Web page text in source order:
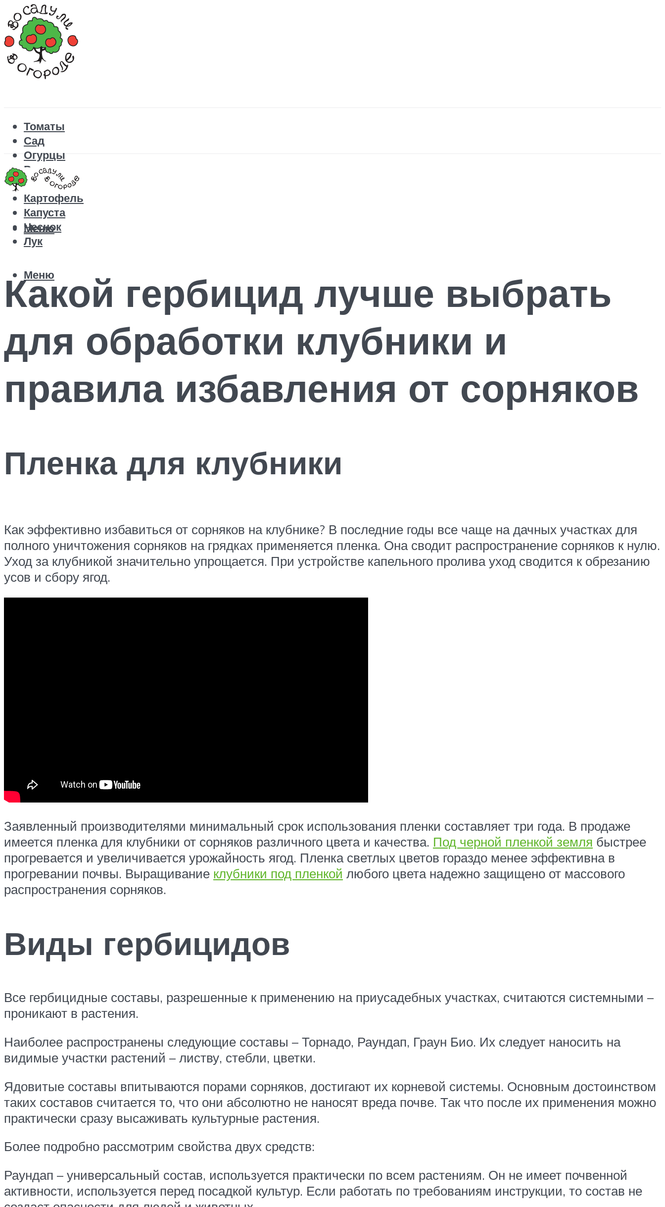
Томаты
Сад
Огурцы
Рецепты
Перец
Картофель
Капуста
Чеснок
Лук
Меню
Меню
Какой гербицид лучше выбрать
для обработки клубники и
правила избавления от сорняков
Пленка для клубники
Как эффективно избавиться от сорняков на клубнике? В последние годы все чаще на дачных участках для
полного уничтожения сорняков на грядках применяется пленка. Она сводит распространение сорняков к нулю.
Уход за клубникой значительно упрощается. При устройстве капельного пролива уход сводится к обрезанию
усов и сбору ягод.
Заявленный производителями минимальный срок использования пленки составляет три года. В продаже
имеется пленка для клубники от сорняков различного цвета и качества. Под черной пленкой земля быстрее
прогревается и увеличивается урожайность ягод. Пленка светлых цветов гораздо менее эффективна в
прогревании почвы. Выращивание клубники под пленкой любого цвета надежно защищено от массового
распространения сорняков.
Виды гербицидов
Все гербицидные составы, разрешенные к применению на приусадебных участках, считаются системными –
проникают в растения.
Наиболее распространены следующие составы – Торнадо, Раундап, Граун Био. Их следует наносить на
видимые участки растений – листву, стебли, цветки.
Ядовитые составы впитываются порами сорняков, достигают их корневой системы. Основным достоинством
таких составов считается то, что они абсолютно не наносят вреда почве. Так что после их применения можно
практически сразу высаживать культурные растения.
Более подробно рассмотрим свойства двух средств:
Раундап – универсальный состав, используется практически по всем растениям. Он не имеет почвенной
активности, используется перед посадкой культур. Если работать по требованиям инструкции, то состав не